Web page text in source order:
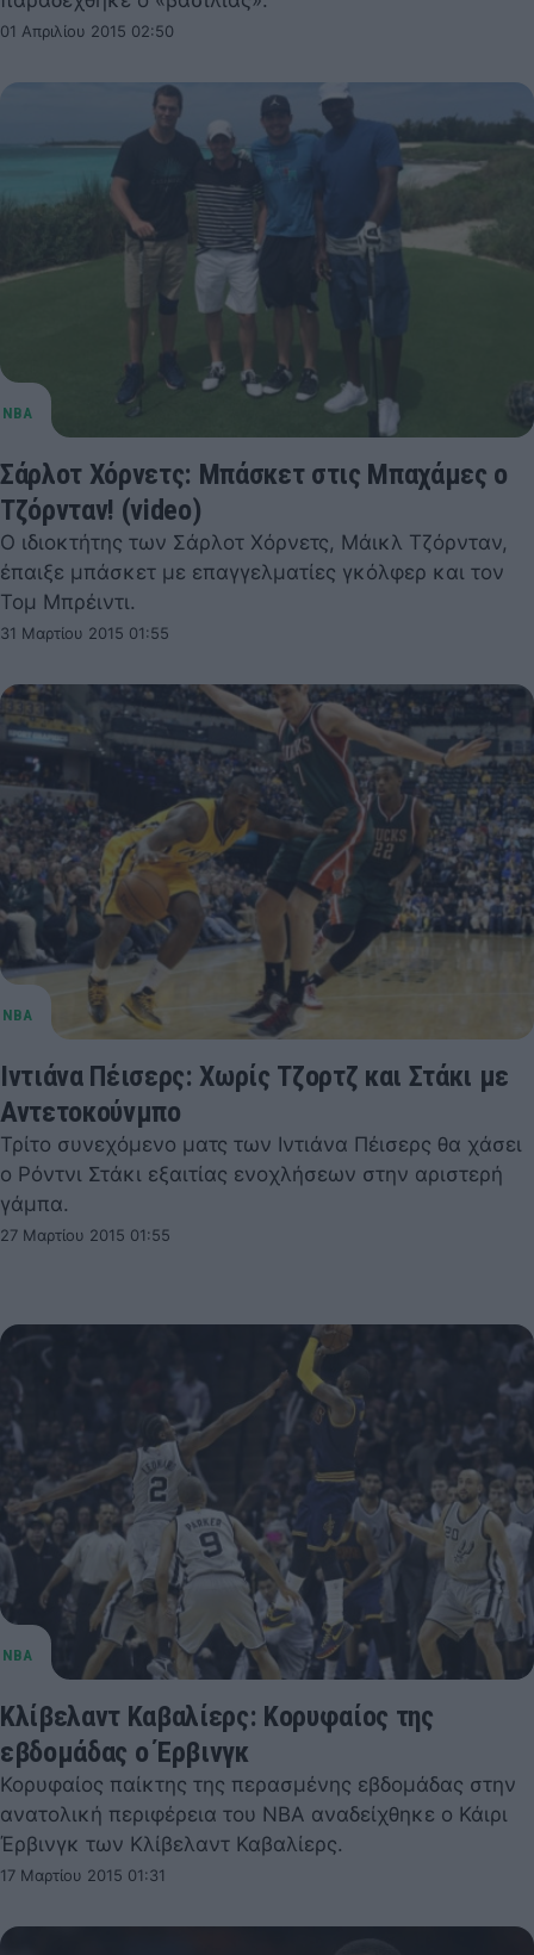
01 Απριλίου 2015 02:50
Σάρλοτ Χόρνετς: Μπάσκετ στις Μπαχάμες ο
Τζόρνταν! (video)
Ο ιδιοκτήτης των Σάρλοτ Χόρνετς, Μάικλ Τζόρνταν,
έπαιξε μπάσκετ με επαγγελματίες γκόλφερ και τον
Τομ Μπρέιντι.
31 Μαρτίου 2015 01:55
Ιντιάνα Πέισερς: Χωρίς Τζορτζ και Στάκι με
Αντετοκούνμπο
Τρίτο συνεχόμενο ματς των Ιντιάνα Πέισερς θα χάσει
ο Ρόντνι Στάκι εξαιτίας ενοχλήσεων στην αριστερή
γάμπα.
27 Μαρτίου 2015 01:55
Κλίβελαντ Καβαλίερς: Κορυφαίος της
εβδομάδας ο Έρβινγκ
Κορυφαίος παίκτης της περασμένης εβδομάδας στην
ανατολική περιφέρεια του NBA αναδείχθηκε ο Κάιρι
Έρβινγκ των Κλίβελαντ Καβαλίερς.
17 Μαρτίου 2015 01:31